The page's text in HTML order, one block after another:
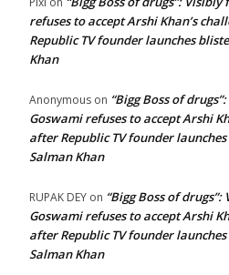
refuses to accept Arshi Khan’s
Republic TV founder launches
Khan
Anonymous on “Bigg Boss of
Goswami refuses to accept Arshi
after Republic TV founder
Salman Khan
RUPAK DEY on “Bigg Boss of
Goswami refuses to accept Arshi
after Republic TV founder
Salman Khan